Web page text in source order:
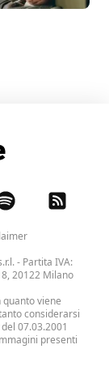
- Partita IVA:
20122 Milano
viene
considerarsi
07.03.2001
presenti